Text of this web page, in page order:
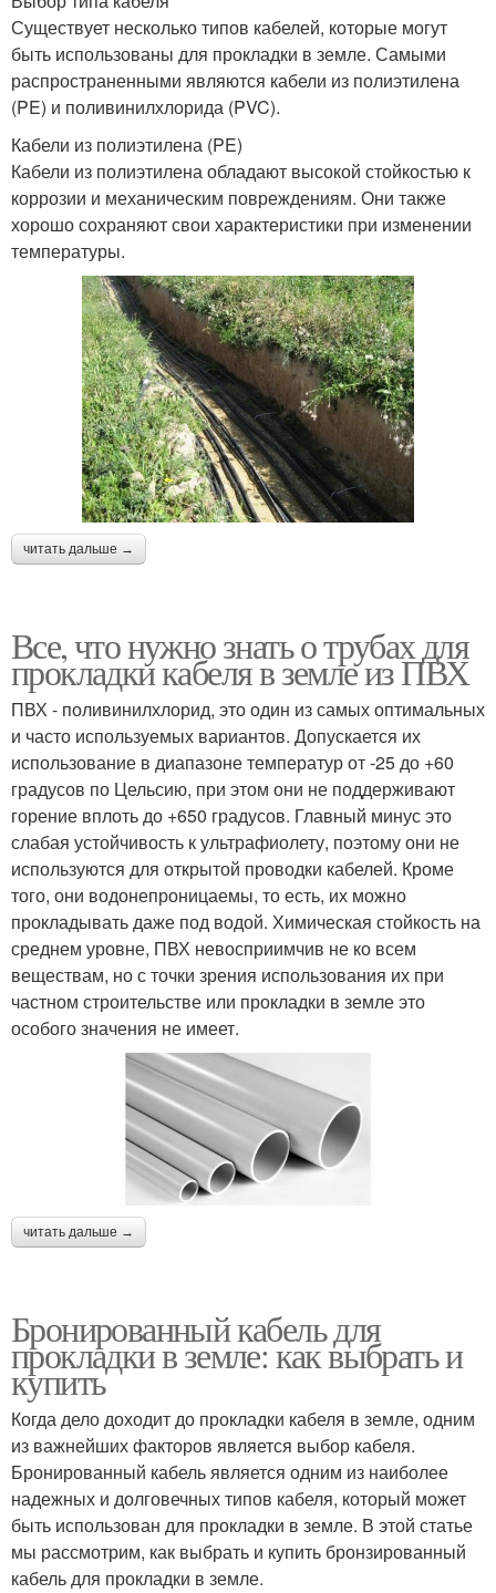
Существует несколько типов кабелей, которые могут
быть использованы для прокладки в земле. Самыми
распространенными являются кабели из полиэтилена
(PE) и поливинилхлорида (PVC).
Кабели из полиэтилена (PE)
Кабели из полиэтилена обладают высокой стойкостью к
коррозии и механическим повреждениям. Они также
хорошо сохраняют свои характеристики при изменении
температуры.
читать дальше →
Все, что нужно знать о трубах для
прокладки кабеля в земле из ПВХ
ПВХ - поливинилхлорид, это один из самых оптимальных
и часто используемых вариантов. Допускается их
использование в диапазоне температур от -25 до +60
градусов по Цельсию, при этом они не поддерживают
горение вплоть до +650 градусов. Главный минус это
слабая устойчивость к ультрафиолету, поэтому они не
используются для открытой проводки кабелей. Кроме
того, они водонепроницаемы, то есть, их можно
прокладывать даже под водой. Химическая стойкость на
среднем уровне, ПВХ невосприимчив не ко всем
веществам, но с точки зрения использования их при
частном строительстве или прокладки в земле это
особого значения не имеет.
читать дальше →
Бронированный кабель для
прокладки в земле: как выбрать и
купить
Когда дело доходит до прокладки кабеля в земле, одним
из важнейших факторов является выбор кабеля.
Бронированный кабель является одним из наиболее
надежных и долговечных типов кабеля, который может
быть использован для прокладки в земле. В этой статье
мы рассмотрим, как выбрать и купить бронзированный
кабель для прокладки в земле.